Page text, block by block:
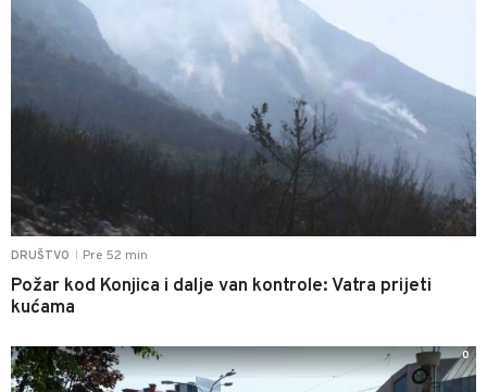
DRUŠTVO Pre 52 min
Požar kod Konjica i dalje van kontrole: Vatra prijeti
kućama
0